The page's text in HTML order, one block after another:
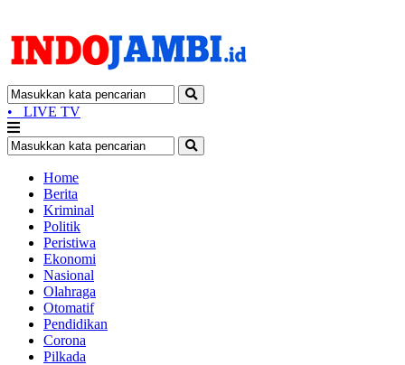
• LIVE TV
Home
Berita
Kriminal
Politik
Peristiwa
Ekonomi
Nasional
Olahraga
Otomatif
Pendidikan
Corona
Pilkada